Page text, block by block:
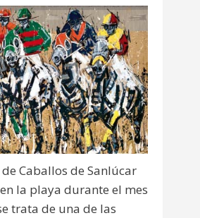
Caballos de Sanlúcar
la playa durante el mes
trata de una de las